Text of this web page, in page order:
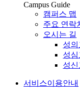
Campus Guide
캠퍼스 맵
주요 연락
오시는 길
성의
성심
성신
서비스이용안내